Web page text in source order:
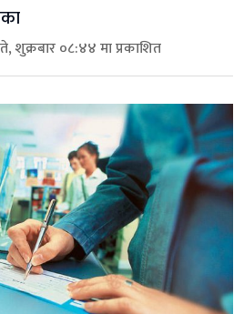
शुक्रबार ०८:४४ मा प्रकाशित